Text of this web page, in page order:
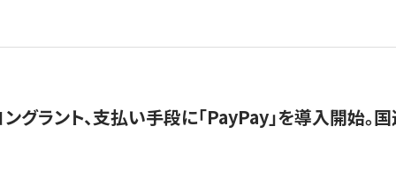
グラント、支払い手段に「PayPay」を導入開始。